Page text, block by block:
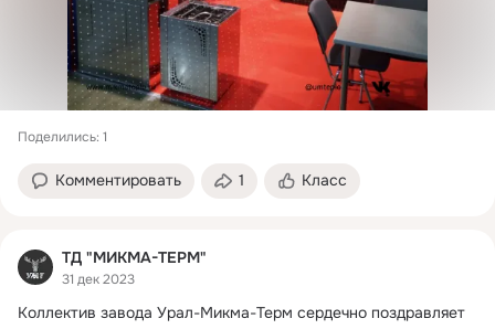
Поделились: 1
Комментировать 1 Класс
ТД "МИКМА-ТЕРМ"
31 дек 2023
Коллектив завода Урал-Микма-Терм сердечно поздравляет